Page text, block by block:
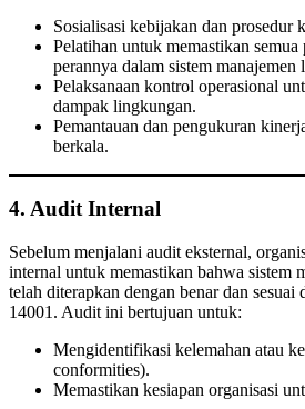
Sosialisasi kebijakan dan prosedur
Pelatihan untuk memastikan semua
perannya dalam sistem manajemen
Pelaksanaan kontrol operasional
dampak lingkungan.
Pemantauan dan pengukuran
berkala.
4. Audit Internal
Sebelum menjalani audit eksternal,
internal untuk memastikan bahwa sistem
telah diterapkan dengan benar dan sesuai
14001. Audit ini bertujuan untuk:
Mengidentifikasi kelemahan atau
conformities).
Memastikan kesiapan organisasi